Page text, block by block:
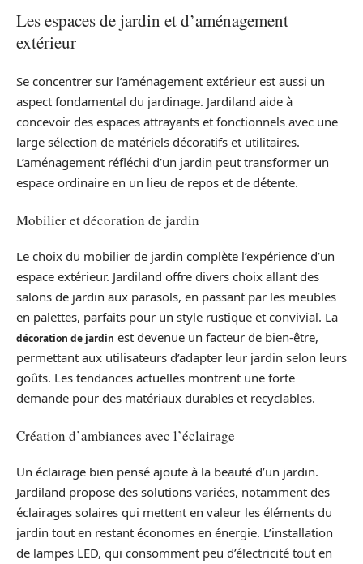
Les espaces de jardin et d’aménagement
extérieur
Se concentrer sur l’aménagement extérieur est aussi un
aspect fondamental du jardinage. Jardiland aide à
concevoir des espaces attrayants et fonctionnels avec une
large sélection de matériels décoratifs et utilitaires.
L’aménagement réfléchi d’un jardin peut transformer un
espace ordinaire en un lieu de repos et de détente.
Mobilier et décoration de jardin
Le choix du mobilier de jardin complète l’expérience d’un
espace extérieur. Jardiland offre divers choix allant des
salons de jardin aux parasols, en passant par les meubles
en palettes, parfaits pour un style rustique et convivial. La
décoration de jardin est devenue un facteur de bien-être,
permettant aux utilisateurs d’adapter leur jardin selon leurs
goûts. Les tendances actuelles montrent une forte
demande pour des matériaux durables et recyclables.
Création d’ambiances avec l’éclairage
Un éclairage bien pensé ajoute à la beauté d’un jardin.
Jardiland propose des solutions variées, notamment des
éclairages solaires qui mettent en valeur les éléments du
jardin tout en restant économes en énergie. L’installation
de lampes LED, qui consomment peu d’électricité tout en